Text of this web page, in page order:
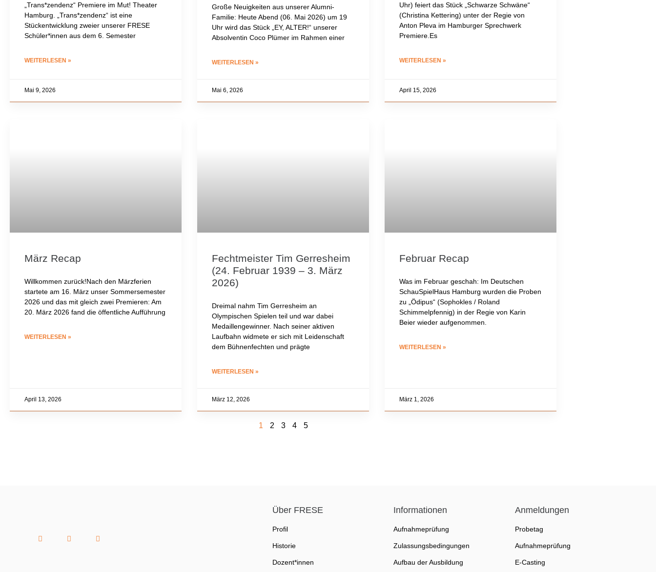
„Trans*zendenz“ Premiere im Mut! Theater
Hamburg. „Trans*zendenz“ ist eine
Stückentwicklung zweier unserer FRESE
Schüler*innen aus dem 6. Semester
WEITERLESEN »
Mai 9, 2026
Große Neuigkeiten aus unserer Alumni-
Familie: Heute Abend (06. Mai 2026) um 19
Uhr wird das Stück „EY, ALTER!“ unserer
Absolventin Coco Plümer im Rahmen einer
WEITERLESEN »
Mai 6, 2026
Uhr) feiert das Stück „Schwarze Schwäne“
(Christina Kettering) unter der Regie von
Anton Pleva im Hamburger Sprechwerk
Premiere.Es
WEITERLESEN »
April 15, 2026
März Recap
Willkommen zurück!Nach den Märzferien
startete am 16. März unser Sommersemester
2026 und das mit gleich zwei Premieren: Am
20. März 2026 fand die öffentliche Aufführung
WEITERLESEN »
April 13, 2026
Fechtmeister Tim Gerresheim
(24. Februar 1939 – 3. März
2026)
Dreimal nahm Tim Gerresheim an
Olympischen Spielen teil und war dabei
Medaillengewinner. Nach seiner aktiven
Laufbahn widmete er sich mit Leidenschaft
dem Bühnenfechten und prägte
WEITERLESEN »
März 12, 2026
Februar Recap
Was im Februar geschah: Im Deutschen
SchauSpielHaus Hamburg wurden die Proben
zu „Ödipus“ (Sophokles / Roland
Schimmelpfennig) in der Regie von Karin
Beier wieder aufgenommen.
WEITERLESEN »
März 1, 2026
1 2 3 4 5
Über FRESE
Profil
Historie
Dozent*innen
Informationen
Aufnahmeprüfung
Zulassungsbedingungen
Aufbau der Ausbildung
Anmeldungen
Probetag
Aufnahmeprüfung
E-Casting